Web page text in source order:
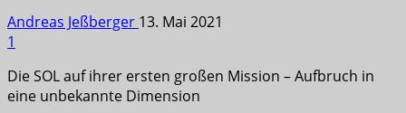
Andreas Jeßberger 13. Mai 2021
1
Die SOL auf ihrer ersten großen Mission – Aufbruch in
eine unbekannte Dimension